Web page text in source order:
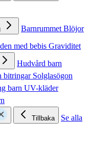
BarnrummetBlöjor
med bebis Graviditet
Hudvård barn
bitringar Solglasögon
barn UV-kläder
Tillbaka
Se alla